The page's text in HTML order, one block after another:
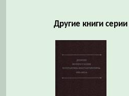
Другие книги